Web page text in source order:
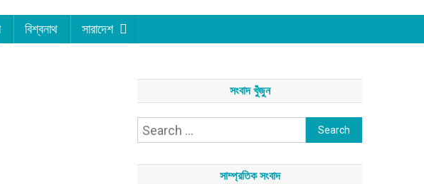
বিশ্বনাথ সারাদেশ
সংবাদ খুঁজুন
Search
সাম্প্রতিক সংবাদ